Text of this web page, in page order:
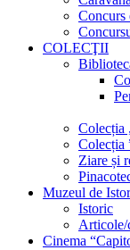
Concurs
COLECŢII
Colecția
Ziare și
Muzeul de
Istoric
Articole/
Cinema